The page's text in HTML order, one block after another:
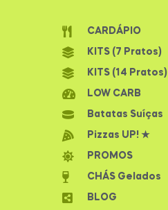
CARDÁPIO
KITS (7 Pratos)
KITS (14 Pratos)
LOW CARB
Batatas Suíças
Pizzas UP! ★
PROMOS
CHÁS Gelados
BLOG